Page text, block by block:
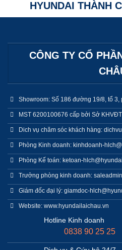
HYUNDAI THÀNH
CÔNG TY CỔ
Showroom: Số 186 đường 19/8, tổ
MST 6200100676 cấp bởi Sở
Dich vụ chăm sóc khách hàng:
Phòng Kinh doanh: kinhdoanh-
Phòng Kế toán: ketoan-
Trưởng phòng kinh doanh:
Giám đốc đại lý: giamdoc-
Website: www.hyundailaichau.vn
Hotline Kinh doanh
0838 90 25 25